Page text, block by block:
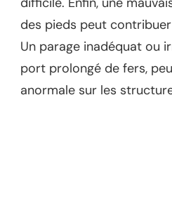
des pieds peut
Un parage inadéquat ou
port prolongé de fers,
anormale sur les